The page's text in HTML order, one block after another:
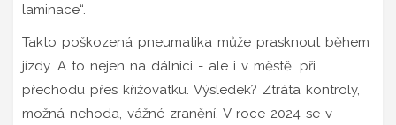
laminace“.
Takto poškozená pneumatika může prasknout během
jízdy. A to nejen na dálnici - ale i v městě, při
přechodu přes křižovatku. Výsledek? Ztráta kontroly,
možná nehoda, vážné zranění. V roce 2024 se v